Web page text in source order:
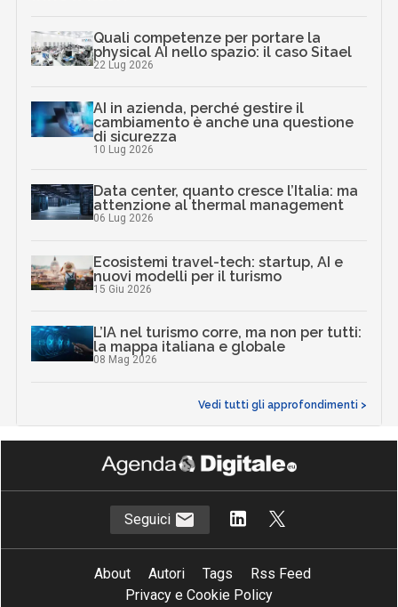
Quali competenze per portare la
physical AI nello spazio: il caso Sitael
22 Lug 2026
AI in azienda, perché gestire il
cambiamento è anche una questione
di sicurezza
10 Lug 2026
Data center, quanto cresce l’Italia: ma
attenzione al thermal management
06 Lug 2026
Ecosistemi travel-tech: startup, AI e
nuovi modelli per il turismo
15 Giu 2026
L’IA nel turismo corre, ma non per tutti:
la mappa italiana e globale
08 Mag 2026
Vedi tutti gli approfondimenti >
Seguici
About Autori Tags
Rss Feed
Privacy e Cookie Policy